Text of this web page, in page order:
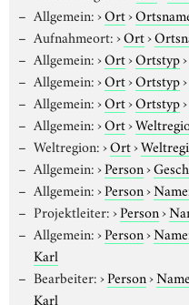
Allgemein:›Ort›
Aufnahmeort:›Ort›
Allgemein:›Ort›Ortstyp›
Allgemein:›Ort›Ortstyp›
Allgemein:›Ort›Ortstyp›
Allgemein:›Ort›
Weltregion:›Ort›
Allgemein:›Person›
Allgemein:›Person›
Projektleiter:›Person›
Allgemein:›Person›
Karl
Bearbeiter:›Person›
Karl